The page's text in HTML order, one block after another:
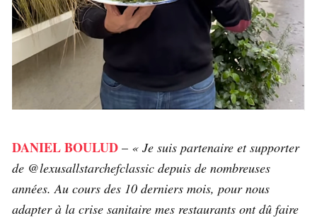
DANIEL BOULUD – « Je suis partenaire et supporter
de @lexusallstarchefclassic depuis de nombreuses
années. Au cours des 10 derniers mois, pour nous
adapter à la crise sanitaire mes restaurants ont dû faire